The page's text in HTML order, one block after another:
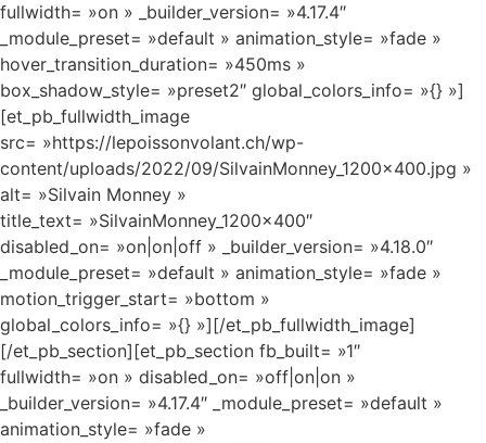
fullwidth= »on » _builder_version= »4.17.4″
_module_preset= »default » animation_style= »fade »
hover_transition_duration= »450ms »
box_shadow_style= »preset2″ global_colors_info= »{} »]
[et_pb_fullwidth_image
src= »https://lepoissonvolant.ch/wp-
content/uploads/2022/09/SilvainMonney_1200x400.jpg »
alt= »Silvain Monney »
title_text= »SilvainMonney_1200x400″
disabled_on= »on|on|off » _builder_version= »4.18.0″
_module_preset= »default » animation_style= »fade »
motion_trigger_start= »bottom »
global_colors_info= »{} »][/et_pb_fullwidth_image]
[/et_pb_section][et_pb_section fb_built= »1″
fullwidth= »on » disabled_on= »off|on|on »
_builder_version= »4.17.4″ _module_preset= »default »
animation_style= »fade »